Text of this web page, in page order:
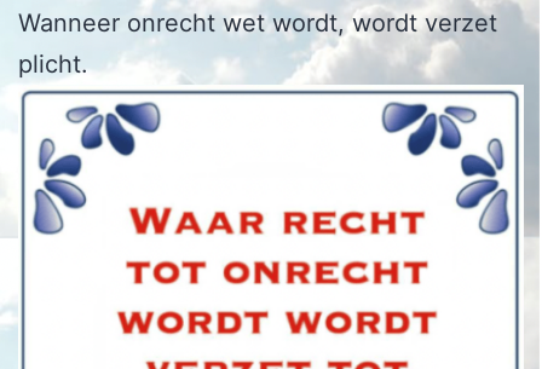
Wanneer onrecht wet wordt, wordt verzet
plicht.